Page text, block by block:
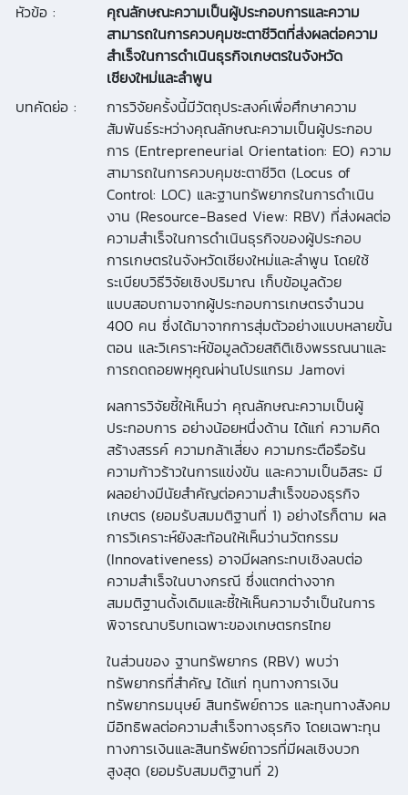
หัวข้อ :
คุณลักษณะความเป็นผู้ประกอบการและความ
สามารถในการควบคุมชะตาชีวิตที่ส่งผลต่อความ
สำเร็จในการดำเนินธุรกิจเกษตรในจังหวัด
เชียงใหม่และลำพูน
บทคัดย่อ :
การวิจัยครั้งนี้มีวัตถุประสงค์เพื่อศึกษาความ
สัมพันธ์ระหว่างคุณลักษณะความเป็นผู้ประกอบ
การ (Entrepreneurial Orientation: EO) ความ
สามารถในการควบคุมชะตาชีวิต (Locus of
Control: LOC) และฐานทรัพยากรในการดําเนิน
งาน (Resource-Based View: RBV) ที่ส่งผลต่อ
ความสําเร็จในการดําเนินธุรกิจของผู้ประกอบ
การเกษตรในจังหวัดเชียงใหม่และลําพูน โดยใช้
ระเบียบวิธีวิจัยเชิงปริมาณ เก็บข้อมูลด้วย
แบบสอบถามจากผู้ประกอบการเกษตรจํานวน
400 คน ซึ่งได้มาจากการสุ่มตัวอย่างแบบหลายขั้น
ตอน และวิเคราะห์ข้อมูลด้วยสถิติเชิงพรรณนาและ
การถดถอยพหุคูณผ่านโปรแกรม Jamovi
ผลการวิจัยชี้ให้เห็นว่า คุณลักษณะความเป็นผู้
ประกอบการ อย่างน้อยหนึ่งด้าน ได้แก่ ความคิด
สร้างสรรค์ ความกล้าเสี่ยง ความกระตือรือร้น
ความก้าวร้าวในการแข่งขัน และความเป็นอิสระ มี
ผลอย่างมีนัยสําคัญต่อความสําเร็จของธุรกิจ
เกษตร (ยอมรับสมมติฐานที่ 1) อย่างไรก็ตาม ผล
การวิเคราะห์ยังสะท้อนให้เห็นว่านวัตกรรม
(Innovativeness) อาจมีผลกระทบเชิงลบต่อ
ความสําเร็จในบางกรณี ซึ่งแตกต่างจาก
สมมติฐานดั้งเดิมและชี้ให้เห็นความจําเป็นในการ
พิจารณาบริบทเฉพาะของเกษตรกรไทย
ในส่วนของ ฐานทรัพยากร (RBV) พบว่า
ทรัพยากรที่สําคัญ ได้แก่ ทุนทางการเงิน
ทรัพยากรมนุษย์ สินทรัพย์ถาวร และทุนทางสังคม
มีอิทธิพลต่อความสําเร็จทางธุรกิจ โดยเฉพาะทุน
ทางการเงินและสินทรัพย์ถาวรที่มีผลเชิงบวก
สูงสุด (ยอมรับสมมติฐานที่ 2)